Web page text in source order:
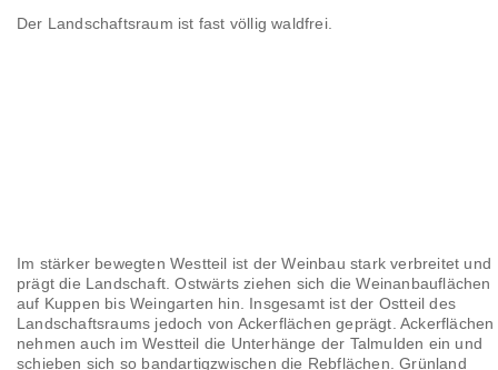
Der Landschaftsraum ist fast völlig waldfrei.
Im stärker bewegten Westteil ist der Weinbau stark verbreitet und
prägt die Landschaft. Ostwärts ziehen sich die Weinanbauflächen
auf Kuppen bis Weingarten hin. Insgesamt ist der Ostteil des
Landschaftsraums jedoch von Ackerflächen geprägt. Ackerflächen
nehmen auch im Westteil die Unterhänge der Talmulden ein und
schieben sich so bandartigzwischen die Rebflächen. Grünland